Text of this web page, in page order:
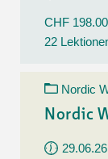
CHF 198.00
22
Nordic
Nordic